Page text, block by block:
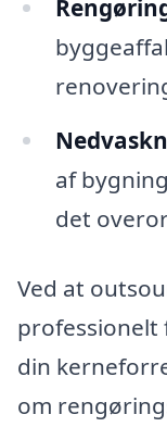
af
det
Ved at
professionelt
din
om